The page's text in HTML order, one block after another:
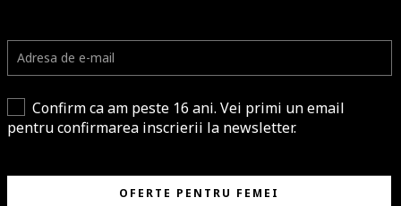
Confirm ca am peste 16 ani. Vei primi un email
pentru confirmarea inscrierii la newsletter.
OFERTE PENTRU FEMEI